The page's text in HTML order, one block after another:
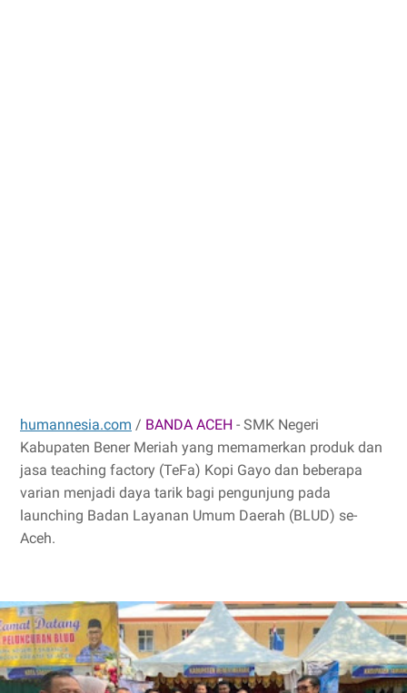
humannesia.com / BANDA ACEH - SMK Negeri
Kabupaten Bener Meriah yang memamerkan produk dan
jasa teaching factory (TeFa) Kopi Gayo dan beberapa
varian menjadi daya tarik bagi pengunjung pada
launching Badan Layanan Umum Daerah (BLUD) se-
Aceh.